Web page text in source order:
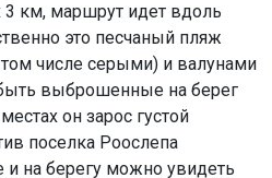
км, маршрут идет вдоль
это песчаный пляж
числе серыми) и валунами
выброшенные на берег
он зарос густой
поселка Роослепа
и на берегу можно увидеть